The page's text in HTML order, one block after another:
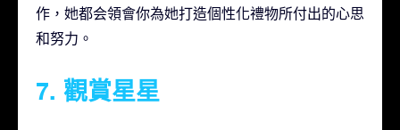
作，她都会領會你為她打造個性化禮物所付出的心思
和努力。
7. 觀賞星星